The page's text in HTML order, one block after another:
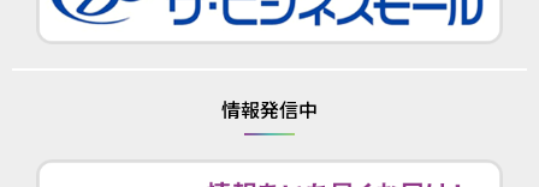
情報発信中